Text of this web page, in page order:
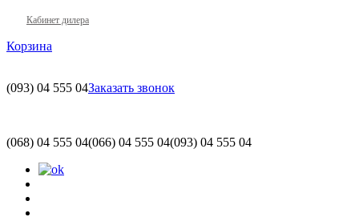
Кабинет дилера
Корзина
(093) 04 555 04Заказать звонок
(068) 04 555 04(066) 04 555 04(093) 04 555 04